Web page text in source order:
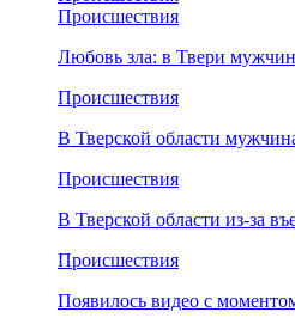
Происшествия
Любовь зла: в Твери
Происшествия
В Тверской области
Происшествия
В Тверской области из-за
Происшествия
Появилось видео с